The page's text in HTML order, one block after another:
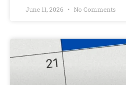
June 11, 2026 No Comments